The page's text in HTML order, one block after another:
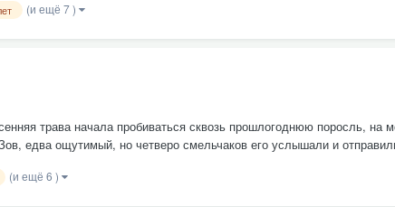
(и ещё 7 )
трава начала пробиваться сквозь прошлогоднюю поросль, на
едва ощутимый, но четверо смельчаков его услышали и
(и ещё 6 )